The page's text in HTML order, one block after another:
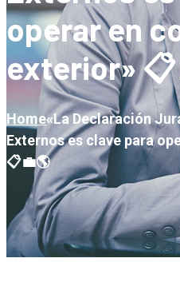
operar en
exterior»
Home«La Declaración
Externos es clave para
📋💼🌎